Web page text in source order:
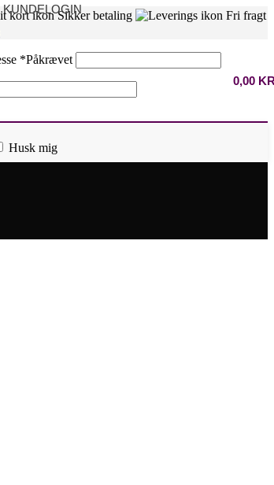
Sikker betaling
Fri fragt
KUNDELOGIN
*Påkrævet
Husk mig
0,00